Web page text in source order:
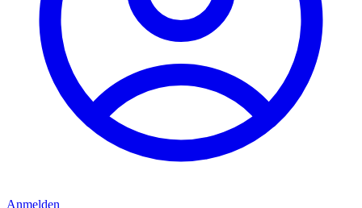
Anmelden